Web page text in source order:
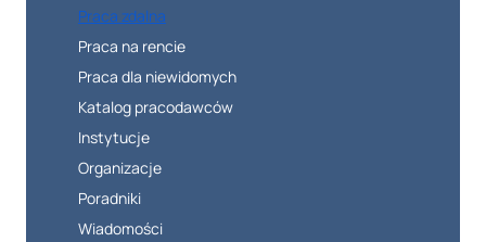
Praca zdalna
Praca na rencie
Praca dla niewidomych
Katalog pracodawców
Instytucje
Organizacje
Poradniki
Wiadomości